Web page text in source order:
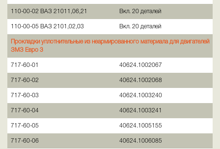
110-00-02 ВАЗ 21011,06,21 Вкл. 20 деталей
110-00-05 ВАЗ 2101,02,03 Вкл. 20 деталей
Прокладки уплотнительные из неармированного материала для двигателей
ЗМЗ Евро 3
717-60-01 40624.1002067
717-60-02 40624.1002068
717-60-03 40624.1003240
717-60-04 40624.1003241
717-60-05 40624.1005155
717-60-06 40624.1006085